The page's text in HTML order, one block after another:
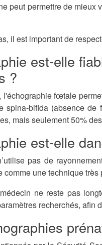
peut permettre de mieux
il est important de
est-elle
?
l'échographie fœtale
spina-bifida (absence de
mais seulement 50%
est-elle
pas de
comme une technique
ne reste pas
recherchés, afin